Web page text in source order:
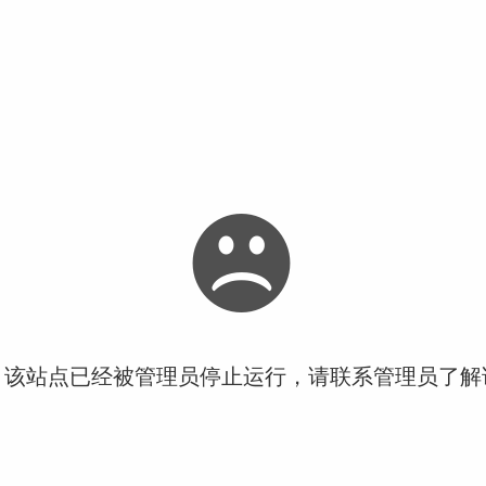
站点已经被管理员停止运行，请联系管理员了